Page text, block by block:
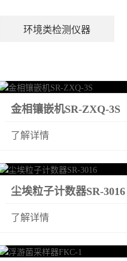
环境类检测仪器
金相镶嵌机SR-ZXQ-3S
了解详情
尘埃粒子计数器SR-3016
了解详情